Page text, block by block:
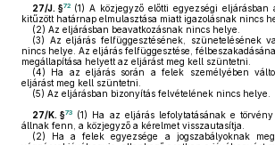
27/J. §72 (1) A közjegyző előtti egyezségi eljárásban
kitűzött határnap elmulasztása miatt igazolásnak nincs
(2) Az eljárásban beavatkozásnak nincs helye.
(3) Az eljárás felfüggesztésének, szünetelésének
nincs helye. Az eljárás felfüggesztése,
megállapítása helyett az eljárást meg kell szüntetni.
(4) Ha az eljárás során a felek személyében
eljárást meg kell szüntetni.
(5) Az eljárásban bizonyítás felvételének nincs helye.
27/K. §73 (1) Ha az eljárás lefolytatásának e
állnak fenn, a közjegyző a kérelmet visszautasítja.
(2) Ha a felek egyezsége a jogszabályoknak